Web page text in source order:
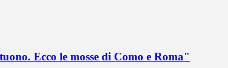
Ecco le mosse di Como e Roma"